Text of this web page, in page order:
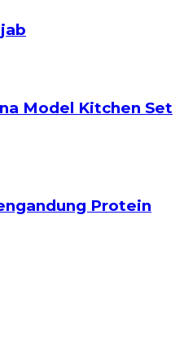
Model Kitchen Set
Protein